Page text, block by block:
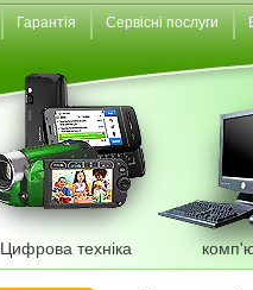
Гарантія Сервісні послуги
Цифрова техніка